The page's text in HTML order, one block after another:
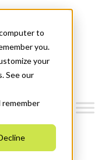
to
you.
your
See our
remember